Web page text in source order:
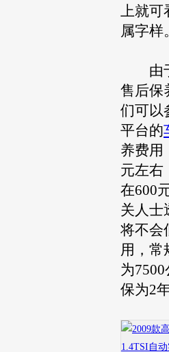
上就可
属字样
由于
售后保
们可以
平台的
养费用
元左右
在600
关人士
将不会
用，常
为
保为2